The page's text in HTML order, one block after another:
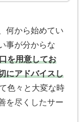
何から始めてい
事が分からな
を用意してお
にアドバイスし
色々と大変な時
を尽くしたサー